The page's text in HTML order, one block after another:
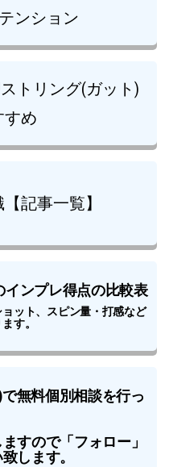
ンション
トリング(ガット)
すめ
記事一覧】
インプレ得点の比較表
ット、スピン量・打感など
す。
無料個別相談を行っ
すので「フォロー」
します。